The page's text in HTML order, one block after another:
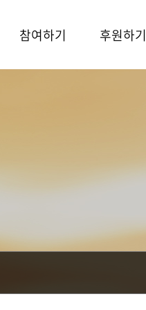
참여하기 후원하기